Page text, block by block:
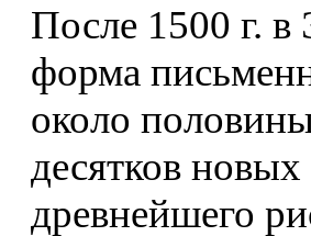
После 1500 г. в
форма
около
десятков
древнейшего